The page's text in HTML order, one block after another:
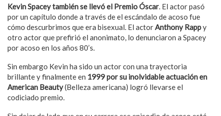
Kevin Spacey también se llevó el Premio Óscar. El actor pasó
por un capítulo donde a través de el escándalo de acoso fue
cómo descurbrimos que era bisexual. El actorAnthony Rappy
otro actor que prefirió el anonimato, lo denunciaron a Spacey
por acoso en los años 80’s.
Sin embargo Kevin ha sido un actor con una trayectoria
brillante y finalmente en 1999 por su inolvidable actuación en
American Beauty(Belleza americana) logró llevarse el
codiciado premio.